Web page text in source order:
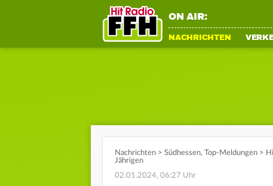
ON AIR:
NACHRICHTEN
Nachrichten > Südhessen, Top-Meldungen >
Jährigen
02.01.2024, 06:27 Uhr